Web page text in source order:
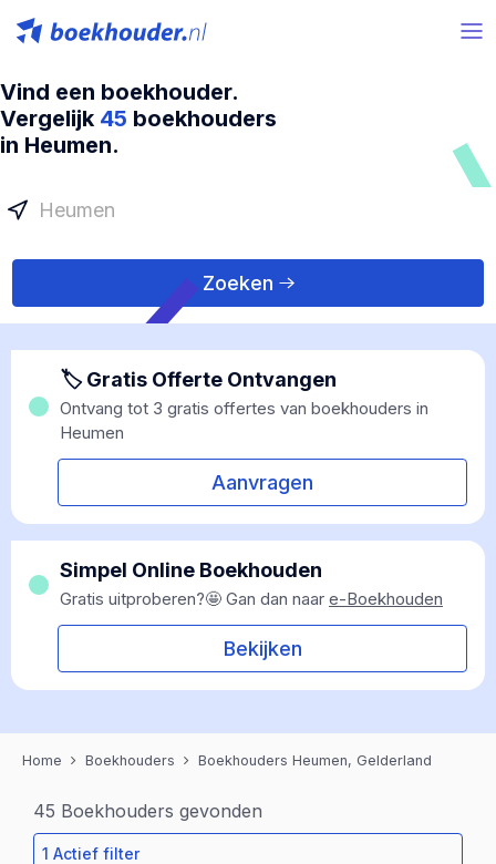
Vind een boekhouder.
Vergelijk 45 boekhouders
in Heumen.
Zoeken
🏷 Gratis Offerte Ontvangen
Ontvang tot 3 gratis offertes van boekhouders in
Heumen
Aanvragen
Simpel Online Boekhouden
Gratis uitproberen?🤩 Gan dan naar e-Boekhouden
Bekijken
Home Boekhouders Boekhouders Heumen, Gelderland
45 Boekhouders gevonden
1 Actief filter